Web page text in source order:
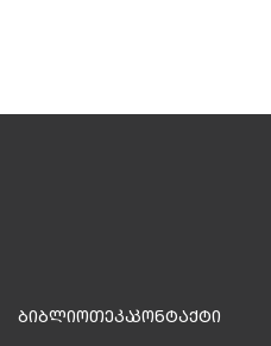
ბიბლიოთეკაკონტაქტი